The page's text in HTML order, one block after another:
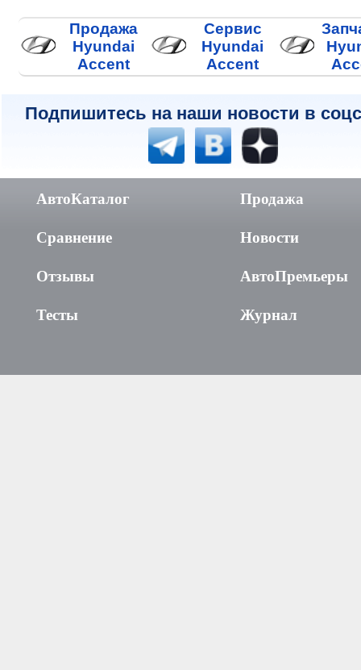
Продажа
Hyundai
Accent
Сервис
Hyundai
Accent
Подпишитесь на наши новости в
АвтоКаталог
Сравнение
Отзывы
Тесты
Продажа
Новости
АвтоПремьеры
Журнал